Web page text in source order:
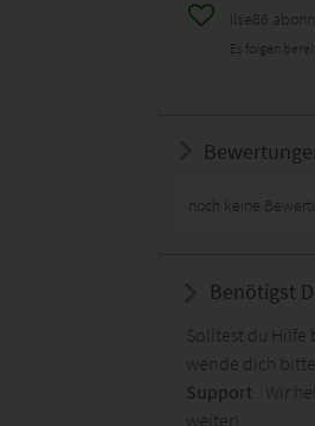
Ilse86
Es folgen
noch keine
Benötigst
Solltest du
wende dich
Support . Wir
weiter!